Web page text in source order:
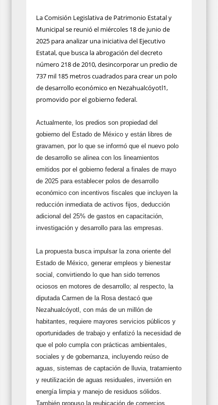
La Comisión Legislativa de Patrimonio Estatal y
Municipal se reunió el miércoles 18 de junio de
2025 para analizar una iniciativa del Ejecutivo
Estatal, que busca la abrogación del decreto
número 218 de 2010, desincorporar un predio de
737 mil 185 metros cuadrados para crear un polo
de desarrollo económico en Nezahualcóyotl1,
promovido por el gobierno federal.
Actualmente, los predios son propiedad del
gobierno del Estado de México y están libres de
gravamen, por lo que se informó que el nuevo polo
de desarrollo se alinea con los lineamientos
emitidos por el gobierno federal a finales de mayo
de 2025 para establecer polos de desarrollo
económico con incentivos fiscales que incluyen la
reducción inmediata de activos fijos, deducción
adicional del 25% de gastos en capacitación,
investigación y desarrollo para las empresas.
La propuesta busca impulsar la zona oriente del
Estado de México, generar empleos y bienestar
social, convirtiendo lo que han sido terrenos
ociosos en motores de desarrollo; al respecto, la
diputada Carmen de la Rosa destacó que
Nezahualcóyotl, con más de un millón de
habitantes, requiere mayores servicios públicos y
oportunidades de trabajo y enfatizó la necesidad de
que el polo cumpla con prácticas ambientales,
sociales y de gobernanza, incluyendo reúso de
aguas, sistemas de captación de lluvia, tratamiento
y reutilización de aguas residuales, inversión en
energía limpia y manejo de residuos sólidos.
También propuso la reubicación de comercios